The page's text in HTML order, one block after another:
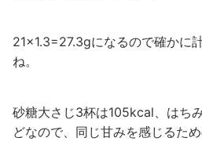
21×1.3=27.3gになるので確かに
ね。
砂糖大さじ3杯は105kcaⅼ、はち
どなので、同じ甘みを感じるた